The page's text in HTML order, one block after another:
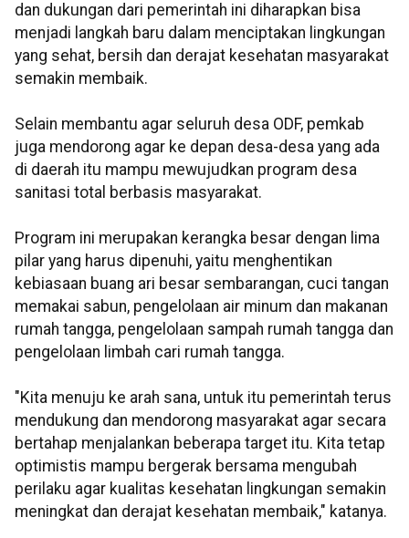
dan dukungan dari pemerintah ini diharapkan bisa
menjadi langkah baru dalam menciptakan lingkungan
yang sehat, bersih dan derajat kesehatan masyarakat
semakin membaik.
Selain membantu agar seluruh desa ODF, pemkab
juga mendorong agar ke depan desa-desa yang ada
di daerah itu mampu mewujudkan program desa
sanitasi total berbasis masyarakat.
Program ini merupakan kerangka besar dengan lima
pilar yang harus dipenuhi, yaitu menghentikan
kebiasaan buang ari besar sembarangan, cuci tangan
memakai sabun, pengelolaan air minum dan makanan
rumah tangga, pengelolaan sampah rumah tangga dan
pengelolaan limbah cari rumah tangga.
"Kita menuju ke arah sana, untuk itu pemerintah terus
mendukung dan mendorong masyarakat agar secara
bertahap menjalankan beberapa target itu. Kita tetap
optimistis mampu bergerak bersama mengubah
perilaku agar kualitas kesehatan lingkungan semakin
meningkat dan derajat kesehatan membaik," katanya.